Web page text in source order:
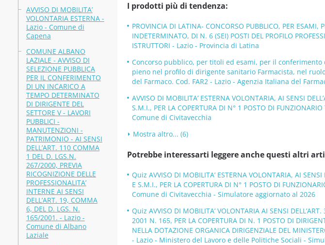
AVVISO DI MOBILITA’
VOLONTARIA ESTERNA -
Lazio - Comune di
Capena
COMUNE ALBANO
LAZIALE - AVVISO DI
SELEZIONE PUBBLICA
PER IL CONFERIMENTO
DI UN INCARICO A
TEMPO DETERMINATO
DI DIRIGENTE DEL
SETTORE V - LAVORI
PUBBLICI -
MANUTENZIONI -
PATRIMONIO - AI SENSI
DELL’ART. 110 COMMA
1 DEL D. LGS.N.
267/2000, PREVIA
RICOGNIZIONE DELLE
PROFESSIONALITA’
INTERNE AI SENSI
DELL’ART. 19, COMMA
6, DEL D. LGS. N.
165/2001. - Lazio -
Comune di Albano
Laziale
I prodotti più di tendenza:
PROVINCIA DI LATINA- CONCORSO PUBBLICO, PER ESAMI,
INDETERMINATO, DI N. 6 (SEI) POSTI DEL PROFILO
ISTRUTTORI - Lazio - Provincia di Latina
Concorso pubblico, per titoli ed esami, per il
pieno nel profilo di dirigente sanitario Farmacista, nel
del Farmaco. Cod. FAR2 - Lazio - Agenzia Italiana del
AVVISO DI MOBILITA’ ESTERNA VOLONTARIA, AI SENSI
S.M.I., PER LA COPERTURA DI N° 1 POSTO DI
Comune di Civitavecchia
Mostra altro... (6)
Potrebbe interessarti leggere anche questi altri
Quiz AVVISO DI MOBILITA’ ESTERNA VOLONTARIA, AI
E S.M.I., PER LA COPERTURA DI N° 1 POSTO DI
Comune di Civitavecchia - Simulatore aggiornato al 2026
Quiz AVVISO DI MOBILITA’ VOLONTARIA AI SENSI
2001 N. 165, PER LA COPERTURA DI N. 1 POSTO DI
NELLA DOTAZIONE ORGANICA DIRIGENZIALE DEL
- Lazio - Ministero del Lavoro e delle Politiche Sociali -